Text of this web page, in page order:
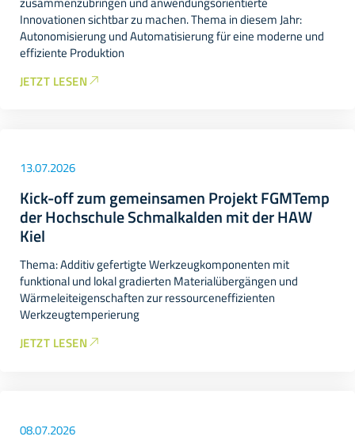
Innovationen sichtbar zu machen. Thema in diesem Jahr:
Autonomisierung und Automatisierung für eine moderne und
effiziente Produktion
JETZT LESEN
13.07.2026
Kick-off zum gemeinsamen Projekt FGMTemp
der Hochschule Schmalkalden mit der HAW
Kiel
Thema: Additiv gefertigte Werkzeugkomponenten mit
funktional und lokal gradierten Materialübergängen und
Wärmeleiteigenschaften zur ressourceneffizienten
Werkzeugtemperierung
JETZT LESEN
08.07.2026